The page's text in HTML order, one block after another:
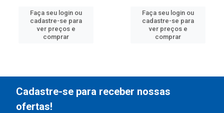
Faça seu login ou
cadastre-se para
ver preços e
comprar
Faça seu login ou
cadastre-se para
ver preços e
comprar
Cadastre-se para receber nossas
ofertas!